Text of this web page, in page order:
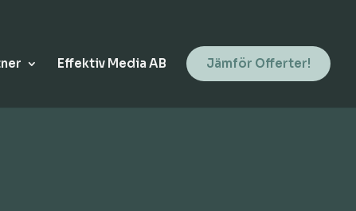
Effektiv Media AB Jämför Offerter!